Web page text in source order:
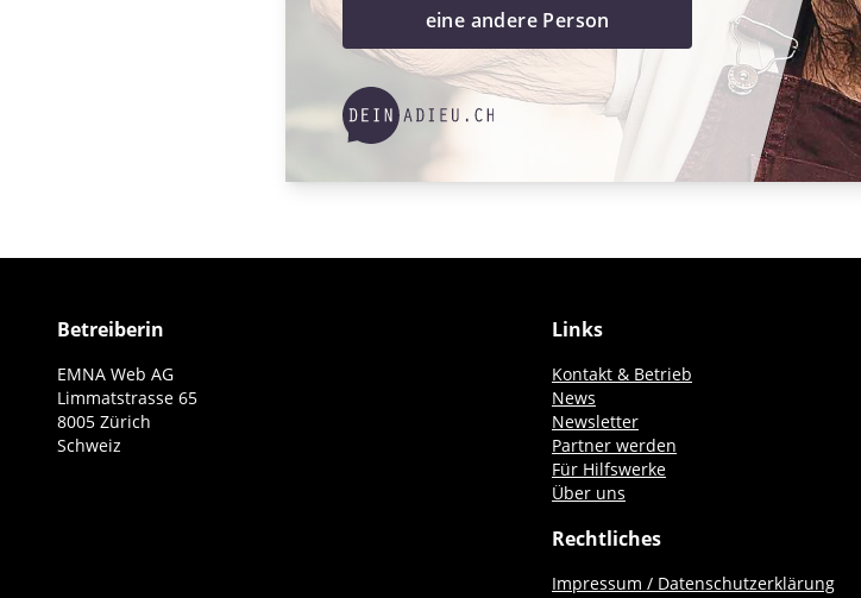
eine andere Person
Betreiberin
EMNA Web AG
Limmatstrasse 65
8005 Zürich
Schweiz
Links
Kontakt & Betrieb
News
Newsletter
Partner werden
Für Hilfswerke
Über uns
Rechtliches
Impressum / Datenschutzerklärung